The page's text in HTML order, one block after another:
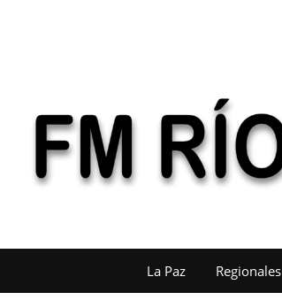
La Paz Regionales